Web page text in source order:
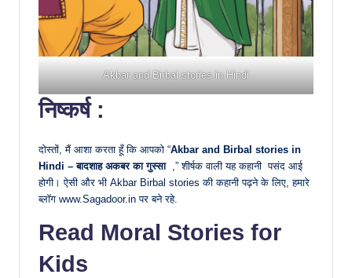
Akbar and Birbal stories in Hindi
निष्कर्ष :
दोस्तों, मैं आशा करता हूँ कि आपको “Akbar and Birbal stories in
Hindi – बादशाह अकबर का गुस्सा ,” शीर्षक वाली यह कहानी पसंद आई
होगी। ऐसी और भी Akbar Birbal stories की कहानी पढ़ने के लिए, हमारे
ब्लॉग www.Sagadoor.in पर बने रहे.
Read Moral Stories for
Kids